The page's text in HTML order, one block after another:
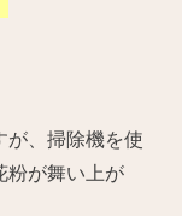
が、掃除機を使
粉が舞い上が